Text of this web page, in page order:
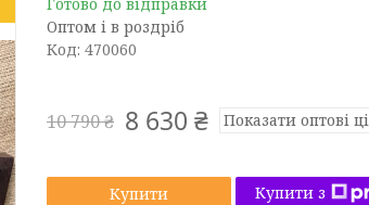
Оптом і в роздріб
Код: 470060
10 790 ₴ 8 630 ₴ Показати оптові
Купити
Купити з